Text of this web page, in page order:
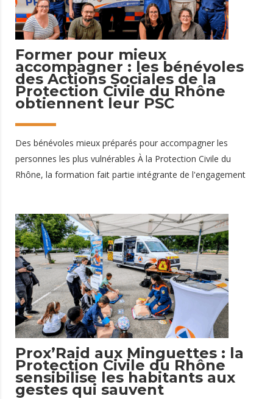
Des ateliers ludiques pour
13 juin 2026
Former pour mieux
accompagner : les bénévoles
des Actions Sociales de la
Protection Civile du Rhône
obtiennent leur PSC
Des bénévoles mieux préparés pour accompagner les
personnes les plus vulnérables À la Protection Civile du
Rhône, la formation fait partie intégrante de l'engagement
Secours Citoyen (PSC) au sein de notre centre de formation.
Cette certification leur permet d'acquérir les connaissances
et les réflexes nécessaires pour réagir efficacement face à
une situation d'urgence et porter assistance à une personne
en détresse. Une compétence essentielle lors des maraudes
sociales Les bénévoles des Actions Sociales interviennent
régulièrement lors de maraudes à Lyon et dans le Rhône
Prox’Raid aux Minguettes : la
Protection Civile du Rhône
sensibilise les habitants aux
gestes qui sauvent